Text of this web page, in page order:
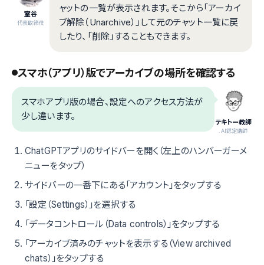
室谷
代表取締役
ャットの一覧が表示されます。そこから「アーカイ
ブ解除（Unarchive）」して元のチャット一覧に戻
したり、「削除」することもできます。
スマホ（アプリ）版でアーカイブの場所を確認する
テキトー教師
.AI認定講師
スマホアプリ版の場合、設定へのアクセス方法が
少し違います。
ChatGPTアプリのサイドバーを開く（左上のハンバーガーメ
ニューをタップ）
サイドバーの一番下にある「アカウント」をタップする
「設定（Settings）」を選択する
「データコントロール（Data controls）」をタップする
「アーカイブ済みのチャットを表示する（View archived
chats）」をタップする